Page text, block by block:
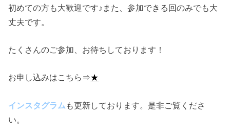
初めての方も大歓迎です♪また、参加できる回のみでも大
丈夫です。
たくさんのご参加、お待ちしております！
お申し込みはこちら⇒★
インスタグラム も更新しております。是非ご覧くださ
い。